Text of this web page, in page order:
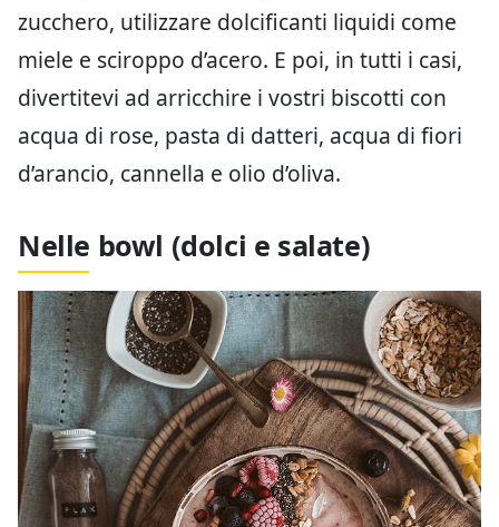
zucchero, utilizzare dolcificanti liquidi come
miele e sciroppo d’acero. E poi, in tutti i casi,
divertitevi ad arricchire i vostri biscotti con
acqua di rose, pasta di datteri, acqua di fiori
d’arancio, cannella e olio d’oliva.
Nelle bowl (dolci e salate)